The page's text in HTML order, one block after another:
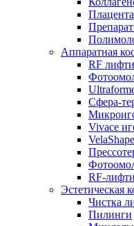
Аппаратная
RF
Сфера-
Vivace
VelaShape
RF-
Эстетическая
Чистка
Пилинги